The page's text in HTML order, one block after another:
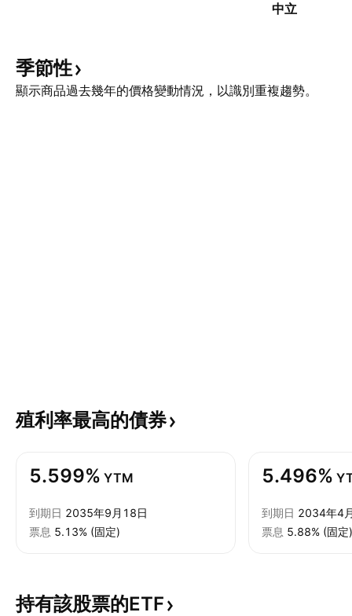
中立
季節性
顯示商品過去幾年的價格變動情況，以識別重複趨勢。
殖利率最高的債券
5.599% YTM
到期日 2035年9月18日
票息 5.13% (固定)
5.496%
到期日 2034年4
票息 5.88% (固定)
持有該股票的ETF